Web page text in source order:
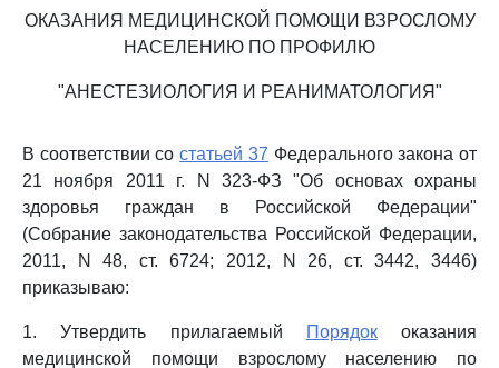
ОКАЗАНИЯ МЕДИЦИНСКОЙ ПОМОЩИ ВЗРОСЛОМУ
НАСЕЛЕНИЮ ПО ПРОФИЛЮ
"АНЕСТЕЗИОЛОГИЯ И РЕАНИМАТОЛОГИЯ"
В соответствии состатьей 37 Федерального закона от
21 ноября 2011 г. N 323-ФЗ "Об основах охраны
здоровья граждан в Российской Федерации"
(Собрание законодательства Российской Федерации,
2011, N 48, ст. 6724; 2012, N 26, ст. 3442, 3446)
приказываю:
1. Утвердить прилагаемый Порядококазания
медицинской помощи взрослому населению по